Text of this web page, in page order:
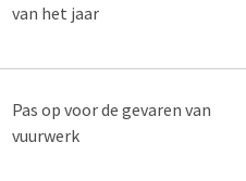
van het jaar
Pas op voor de gevaren van
vuurwerk